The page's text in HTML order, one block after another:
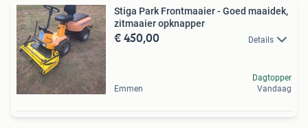
Stiga Park Frontmaaier - Goed maaidek,
zitmaaier opknapper
€ 450,00 Details
Emmen
Dagtopper
Vandaag